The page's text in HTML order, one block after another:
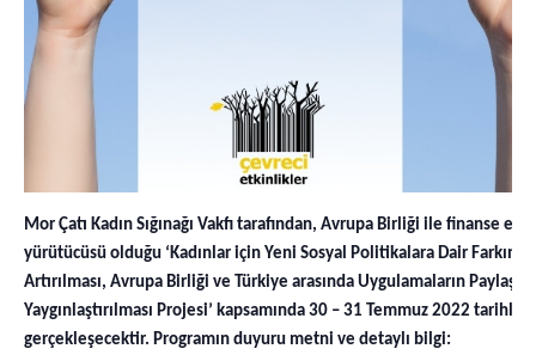
Mor Çatı Kadın Sığınağı Vakfı tarafından, Avrupa Birliği ile finanse
yürütücüsü olduğu ‘Kadınlar için Yeni Sosyal Politikalara Dair
Artırılması, Avrupa Birliği ve Türkiye arasında Uygulamaların
Yaygınlaştırılması Projesi’ kapsamında 30 – 31 Temmuz 2022
gerçekleşecektir. Programın duyuru metni ve detaylı bilgi: